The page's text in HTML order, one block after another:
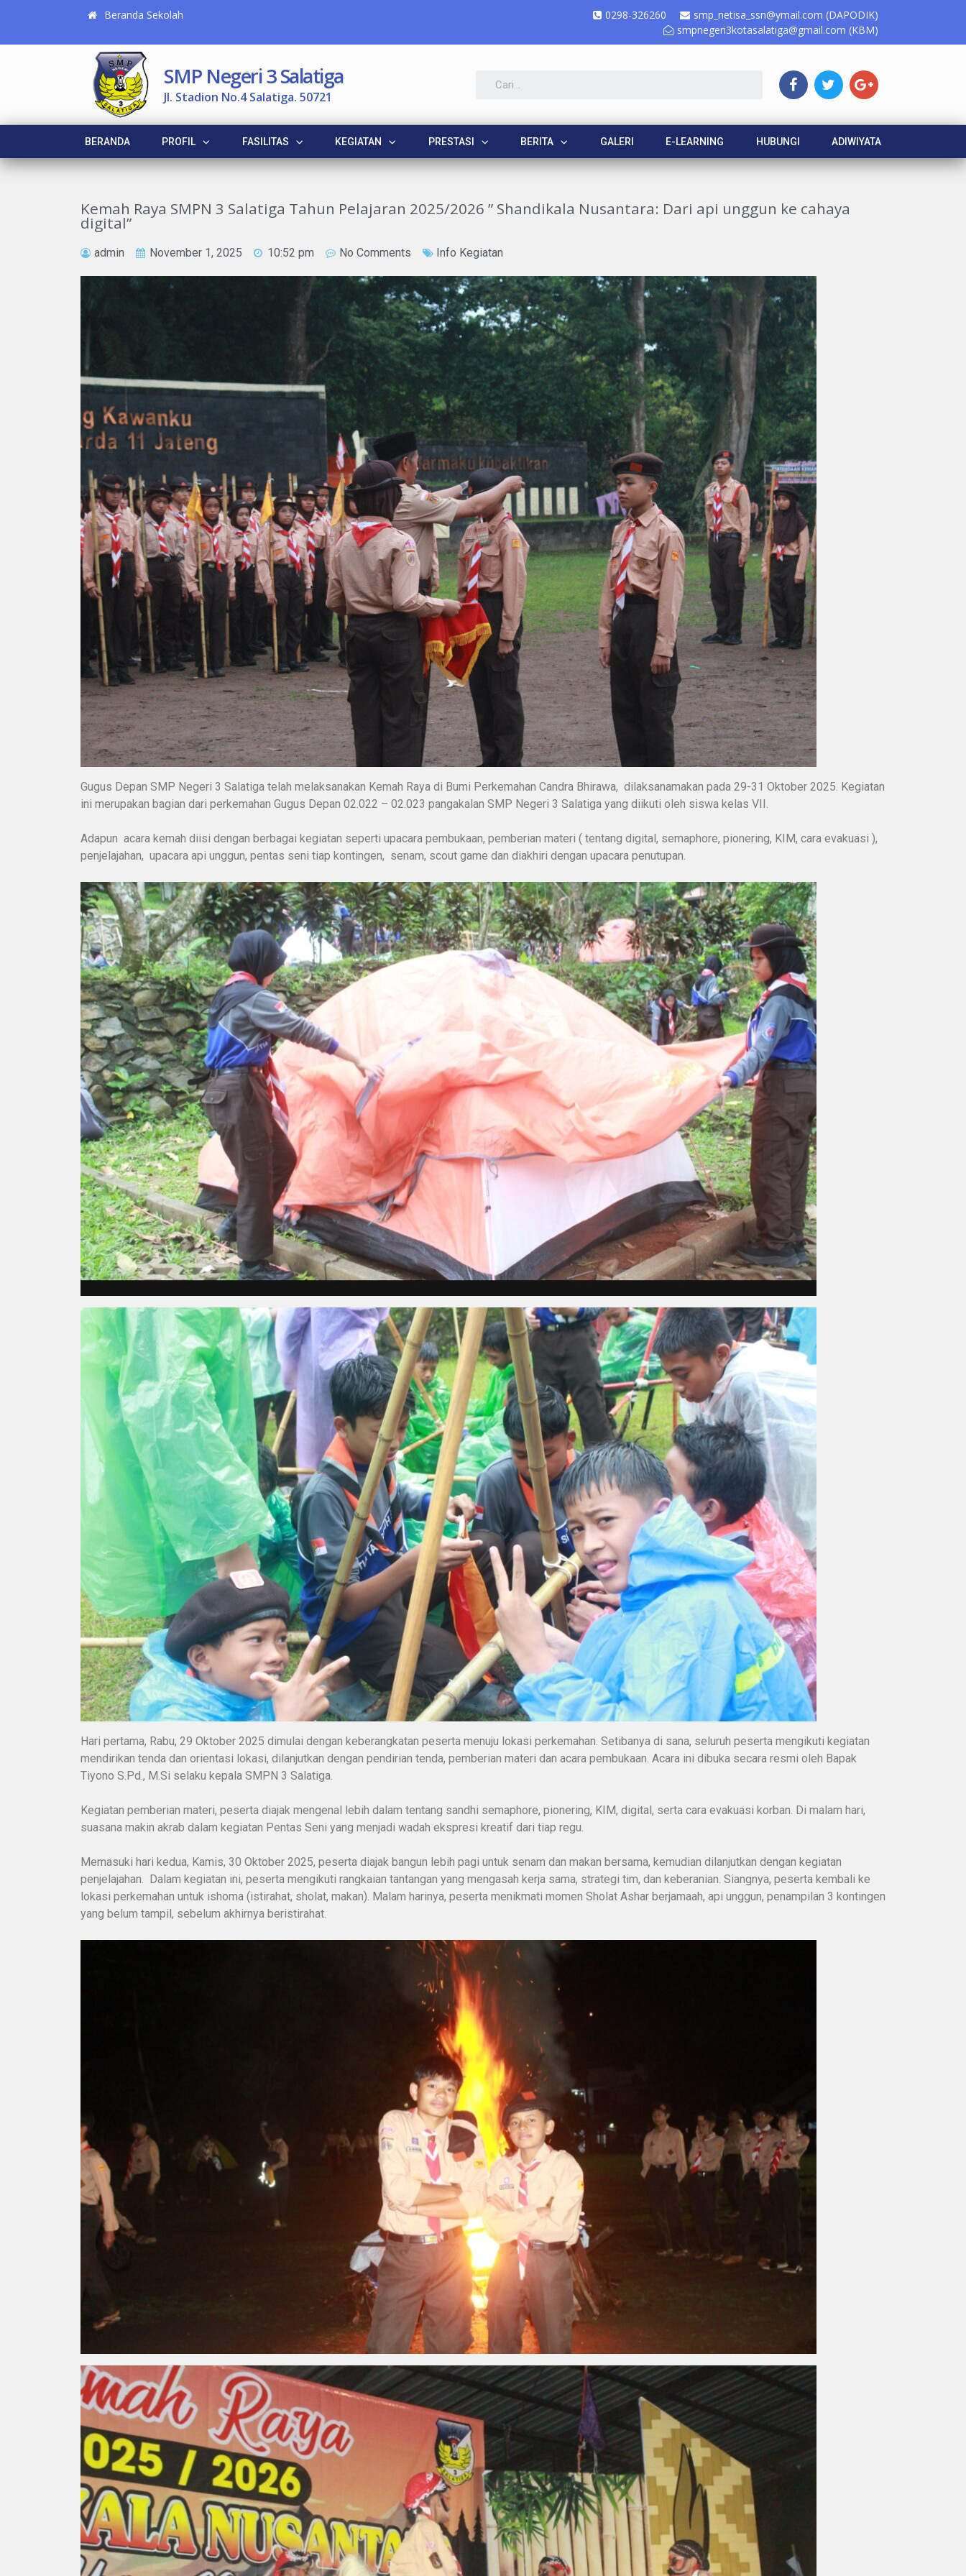
Beranda Sekolah 0298-326260
smp_netisa_ssn@ymail.com (DAPODIK)
smpnegeri3kotasalatiga@gmail.com (KBM)
SMP Negeri 3 Salatiga
Jl. Stadion No.4 Salatiga. 50721
BERANDA PROFIL FASILITAS KEGIATAN PRESTASI BERITA GALERI E-LEARNING HUBUNGI ADIWIYATA
Kemah Raya SMPN 3 Salatiga Tahun Pelajaran 2025/2026 ” Shandikala Nusantara: Dari api unggun ke cahaya
digital”
admin November 1, 2025 10:52 pm No Comments Info Kegiatan
Gugus Depan SMP Negeri 3 Salatiga telah melaksanakan Kemah Raya di Bumi Perkemahan Candra Bhirawa, dilaksanamakan pada 29-31 Oktober 2025. Kegiatan
ini merupakan bagian dari perkemahan Gugus Depan 02.022 – 02.023 pangakalan SMP Negeri 3 Salatiga yang diikuti oleh siswa kelas VII.
Adapun acara kemah diisi dengan berbagai kegiatan seperti upacara pembukaan, pemberian materi ( tentang digital, semaphore, pionering, KIM, cara evakuasi ),
penjelajahan, upacara api unggun, pentas seni tiap kontingen, senam, scout game dan diakhiri dengan upacara penutupan.
Hari pertama, Rabu, 29 Oktober 2025 dimulai dengan keberangkatan peserta menuju lokasi perkemahan. Setibanya di sana, seluruh peserta mengikuti kegiatan
mendirikan tenda dan orientasi lokasi, dilanjutkan dengan pendirian tenda, pemberian materi dan acara pembukaan. Acara ini dibuka secara resmi oleh Bapak
Tiyono S.Pd., M.Si selaku kepala SMPN 3 Salatiga.
Kegiatan pemberian materi, peserta diajak mengenal lebih dalam tentang sandhi semaphore, pionering, KIM, digital, serta cara evakuasi korban. Di malam hari,
suasana makin akrab dalam kegiatan Pentas Seni yang menjadi wadah ekspresi kreatif dari tiap regu.
Memasuki hari kedua, Kamis, 30 Oktober 2025, peserta diajak bangun lebih pagi untuk senam dan makan bersama, kemudian dilanjutkan dengan kegiatan
penjelajahan. Dalam kegiatan ini, peserta mengikuti rangkaian tantangan yang mengasah kerja sama, strategi tim, dan keberanian. Siangnya, peserta kembali ke
lokasi perkemahan untuk ishoma (istirahat, sholat, makan). Malam harinya, peserta menikmati momen Sholat Ashar berjamaah, api unggun, penampilan 3 kontingen
yang belum tampil, sebelum akhirnya beristirahat.